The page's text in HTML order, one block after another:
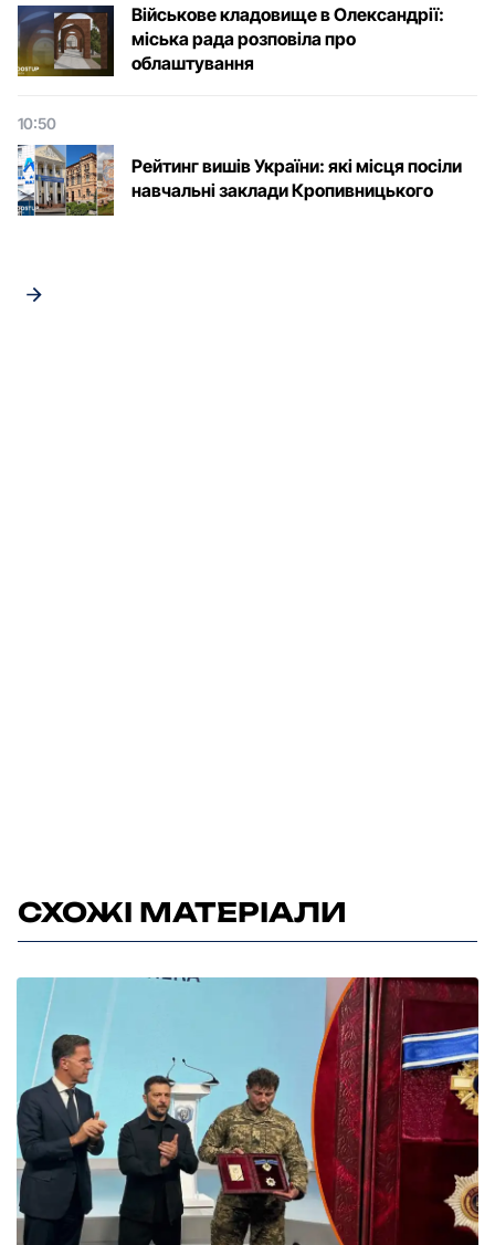
Військове кладовище в Олександрії:
міська рада розповіла про
облаштування
10:50
Рейтинг вишів України: які місця посіли
навчальні заклади Кропивницького
СХОЖІ МАТЕРІАЛИ